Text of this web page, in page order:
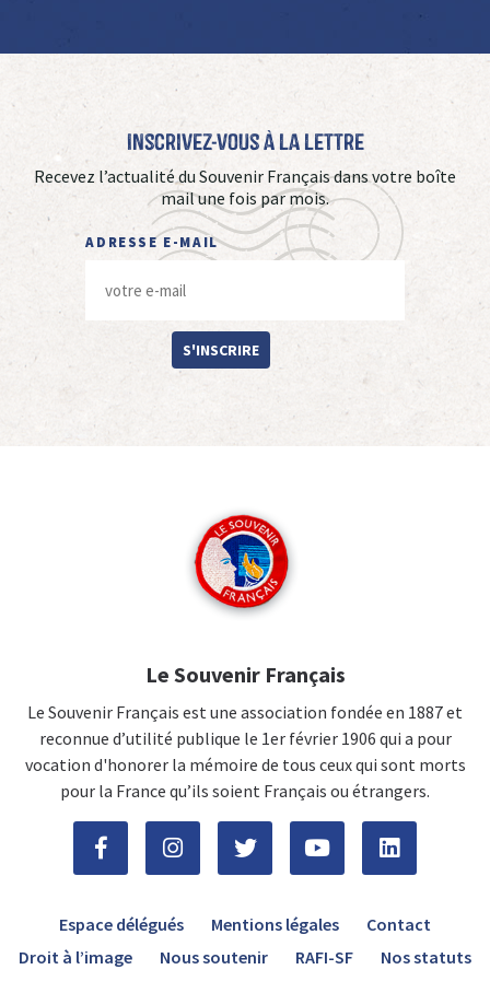
Inscrivez-vous à La Lettre
Recevez l’actualité du Souvenir Français dans votre boîte
mail une fois par mois.
ADRESSE E-MAIL
S'INSCRIRE
Le Souvenir Français
Le Souvenir Français est une association fondée en 1887 et
reconnue d’utilité publique le 1er février 1906 qui a pour
vocation d'honorer la mémoire de tous ceux qui sont morts
pour la France qu’ils soient Français ou étrangers.
Espace délégués Mentions légales
Contact
Droit à l’image
Nous soutenir RAFI-SF Nos statuts